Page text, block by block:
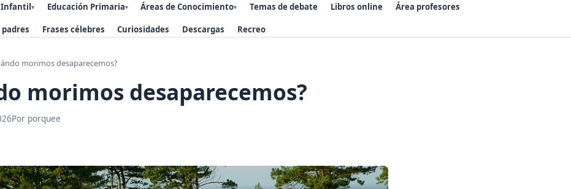
Infantil▾ Educación Primaria▾ Áreas de Conocimiento▾ Temas de debate Libros online Área profesores
padres Frases célebres Curiosidades Descargas Recreo
morimos desaparecemos?
morimos desaparecemos?
Por porquee